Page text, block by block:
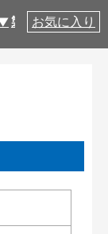
製品仕様
お気に入り